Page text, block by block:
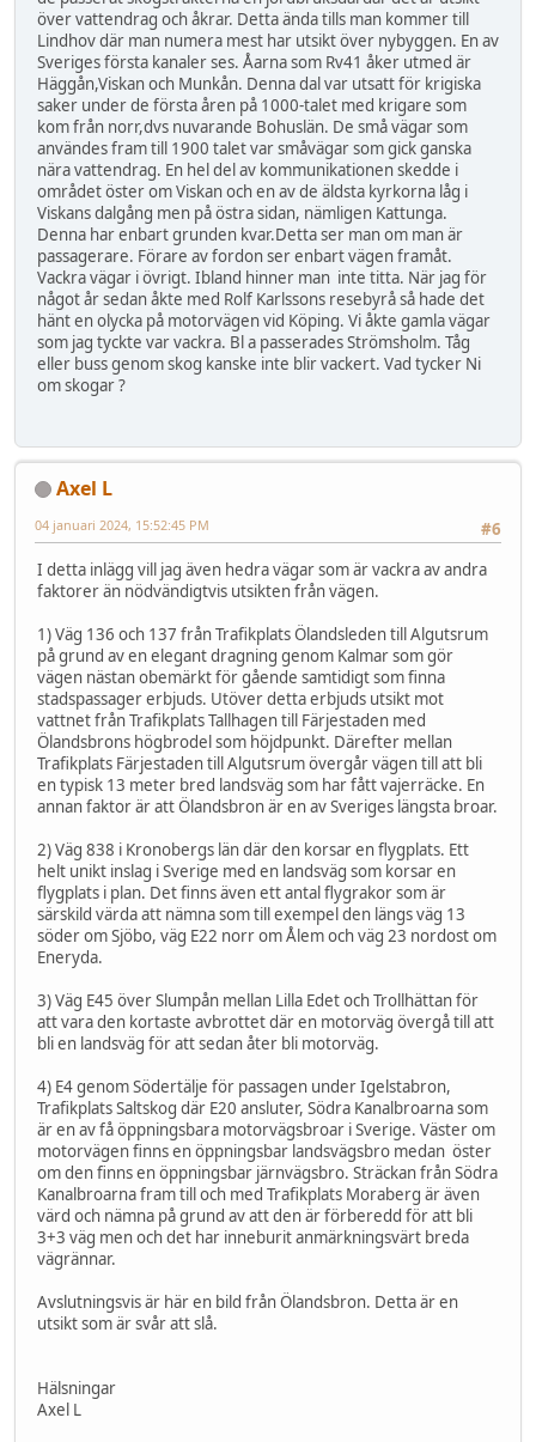
över vattendrag och åkrar. Detta ända tills man kommer till
Lindhov där man numera mest har utsikt över nybyggen. En av
Sveriges första kanaler ses. Åarna som Rv41 åker utmed är
Häggån,Viskan och Munkån. Denna dal var utsatt för krigiska
saker under de första åren på 1000-talet med krigare som
kom från norr,dvs nuvarande Bohuslän. De små vägar som
användes fram till 1900 talet var småvägar som gick ganska
nära vattendrag. En hel del av kommunikationen skedde i
området öster om Viskan och en av de äldsta kyrkorna låg i
Viskans dalgång men på östra sidan, nämligen Kattunga.
Denna har enbart grunden kvar.Detta ser man om man är
passagerare. Förare av fordon ser enbart vägen framåt.
Vackra vägar i övrigt. Ibland hinner man inte titta. När jag för
något år sedan åkte med Rolf Karlssons resebyrå så hade det
hänt en olycka på motorvägen vid Köping. Vi åkte gamla vägar
som jag tyckte var vackra. Bl a passerades Strömsholm. Tåg
eller buss genom skog kanske inte blir vackert. Vad tycker Ni
om skogar ?
Axel L
#6
04 januari 2024, 15:52:45 PM
I detta inlägg vill jag även hedra vägar som är vackra av andra
faktorer än nödvändigtvis utsikten från vägen.
1) Väg 136 och 137 från Trafikplats Ölandsleden till Algutsrum
på grund av en elegant dragning genom Kalmar som gör
vägen nästan obemärkt för gående samtidigt som finna
stadspassager erbjuds. Utöver detta erbjuds utsikt mot
vattnet från Trafikplats Tallhagen till Färjestaden med
Ölandsbrons högbrodel som höjdpunkt. Därefter mellan
Trafikplats Färjestaden till Algutsrum övergår vägen till att bli
en typisk 13 meter bred landsväg som har fått vajerräcke. En
annan faktor är att Ölandsbron är en av Sveriges längsta broar.
2) Väg 838 i Kronobergs län där den korsar en flygplats. Ett
helt unikt inslag i Sverige med en landsväg som korsar en
flygplats i plan. Det finns även ett antal flygrakor som är
särskild värda att nämna som till exempel den längs väg 13
söder om Sjöbo, väg E22 norr om Ålem och väg 23 nordost om
Eneryda.
3) Väg E45 över Slumpån mellan Lilla Edet och Trollhättan för
att vara den kortaste avbrottet där en motorväg övergå till att
bli en landsväg för att sedan åter bli motorväg.
4) E4 genom Södertälje för passagen under Igelstabron,
Trafikplats Saltskog där E20 ansluter, Södra Kanalbroarna som
är en av få öppningsbara motorvägsbroar i Sverige. Väster om
motorvägen finns en öppningsbar landsvägsbro medan öster
om den finns en öppningsbar järnvägsbro. Sträckan från Södra
Kanalbroarna fram till och med Trafikplats Moraberg är även
värd och nämna på grund av att den är förberedd för att bli
3+3 väg men och det har inneburit anmärkningsvärt breda
vägrännar.
Avslutningsvis är här en bild från Ölandsbron. Detta är en
utsikt som är svår att slå.
Hälsningar
Axel L